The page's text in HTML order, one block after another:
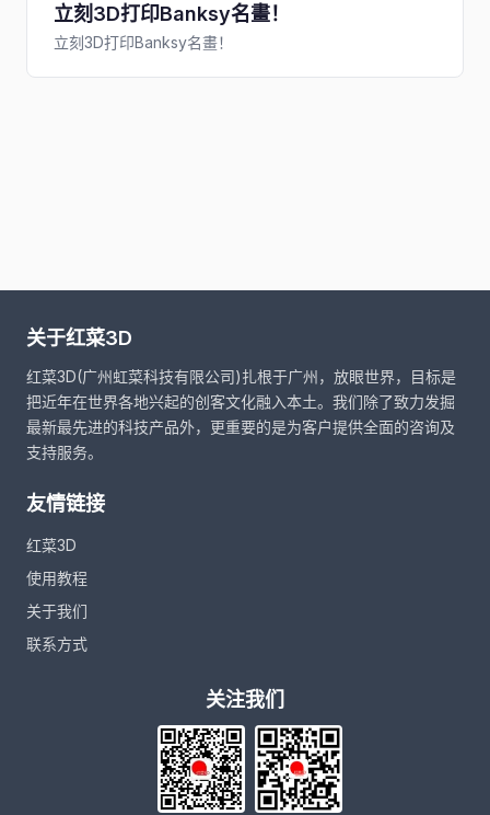
立刻3D打印Banksy名畫！
立刻3D打印Banksy名畫！
关于红菜3D
红菜3D(广州虹菜科技有限公司)扎根于广州，放眼世界，目标是
把近年在世界各地兴起的创客文化融入本土。我们除了致力发掘
最新最先进的科技产品外，更重要的是为客户提供全面的咨询及
支持服务。
友情链接
红菜3D
使用教程
关于我们
联系方式
关注我们